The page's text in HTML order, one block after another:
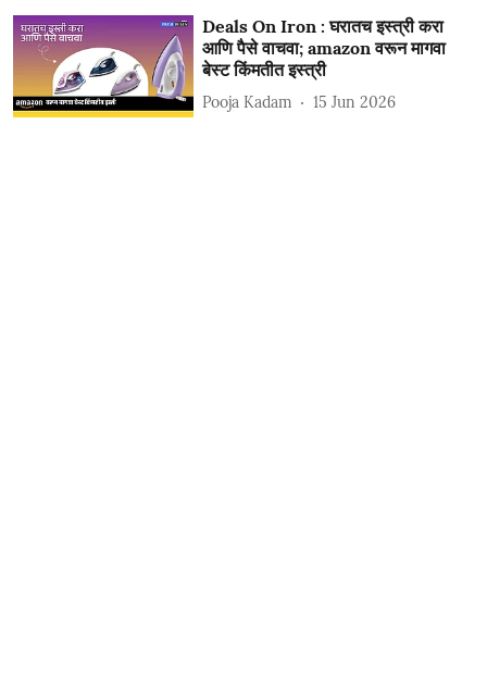
Deals On Iron : घरातच इस्त्री करा
आणि पैसे वाचवा; amazon वरून मागवा
बेस्ट किंमतीत इस्त्री
Pooja Kadam 15 Jun 2026